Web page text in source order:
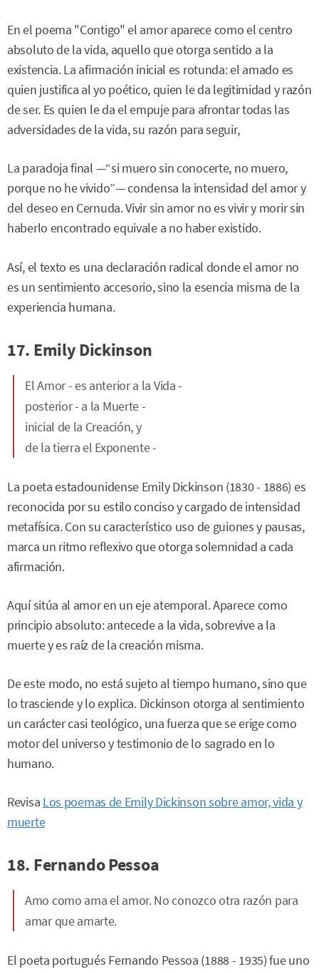
En el poema "Contigo" el amor aparece como el centro
absoluto de la vida, aquello que otorga sentido a la
existencia. La afirmación inicial es rotunda: el amado es
quien justifica al yo poético, quien le da legitimidad y razón
de ser. Es quien le da el empuje para afrontar todas las
adversidades de la vida, su razón para seguir,
La paradoja final —“si muero sin conocerte, no muero,
porque no he vivido”— condensa la intensidad del amor y
del deseo en Cernuda. Vivir sin amor no es vivir y morir sin
haberlo encontrado equivale a no haber existido.
Así, el texto es una declaración radical donde el amor no
es un sentimiento accesorio, sino la esencia misma de la
experiencia humana.
17. Emily Dickinson
El Amor - es anterior a la Vida -
posterior - a la Muerte -
inicial de la Creación, y
de la tierra el Exponente -
La poeta estadounidense Emily Dickinson (1830 - 1886) es
reconocida por su estilo conciso y cargado de intensidad
metafísica. Con su característico uso de guiones y pausas,
marca un ritmo reflexivo que otorga solemnidad a cada
afirmación.
Aquí sitúa al amor en un eje atemporal. Aparece como
principio absoluto: antecede a la vida, sobrevive a la
muerte y es raíz de la creación misma.
De este modo, no está sujeto al tiempo humano, sino que
lo trasciende y lo explica. Dickinson otorga al sentimiento
un carácter casi teológico, una fuerza que se erige como
motor del universo y testimonio de lo sagrado en lo
humano.
Revisa Los poemas de Emily Dickinson sobre amor, vida y
muerte
18. Fernando Pessoa
Amo como ama el amor. No conozco otra razón para
amar que amarte.
El poeta portugués Fernando Pessoa (1888 - 1935) fue uno